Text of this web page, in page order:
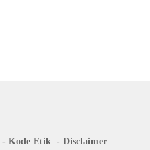
Kode Etik Disclaimer